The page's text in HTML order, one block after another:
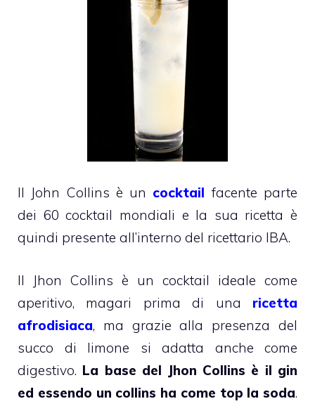
Il John Collins è un cocktail facente parte
dei 60 cocktail mondiali e la sua ricetta è
quindi presente all’interno del ricettario IBA.
Il Jhon Collins è un cocktail ideale come
aperitivo, magari prima di una ricetta
afrodisiaca, ma grazie alla presenza del
succo di limone si adatta anche come
digestivo. La base del Jhon Collins è il gin
ed essendo un collins ha come top la soda.